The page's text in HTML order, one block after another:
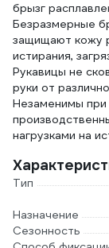
брызг
Безразмерные
защищают кожу
истирания,
Рукавицы не
руки от
Незаменимы при
нагрузками на
Тип
Назначение
Сезонность